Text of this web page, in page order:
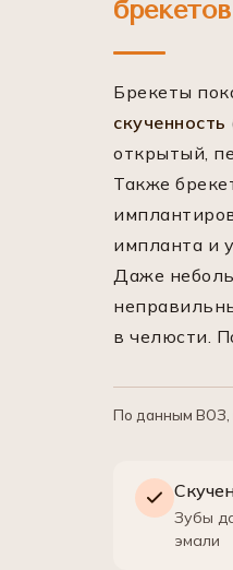
брекетов
Брекеты
скученность
открытый,
Также
импланта и
Даже
в челюсти.
По данным ВОЗ,
Зубы
эмали